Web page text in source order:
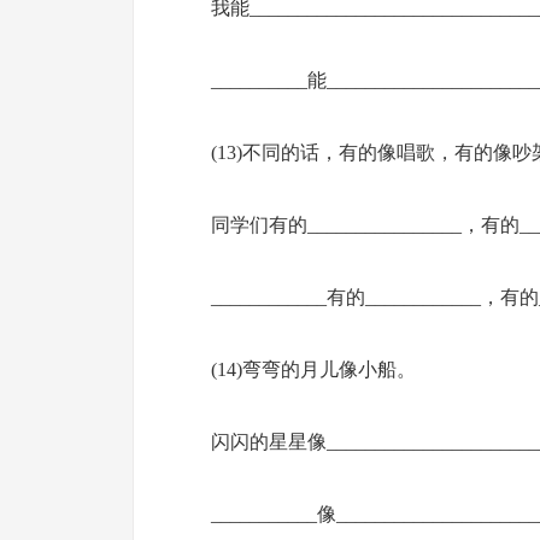
我能
__________能
(13)不同的话，有的像唱歌，有的像吵
同学们有的________________，有的
____________有的____________，有
(14)弯弯的月儿像小船。
闪闪的星星像
___________像